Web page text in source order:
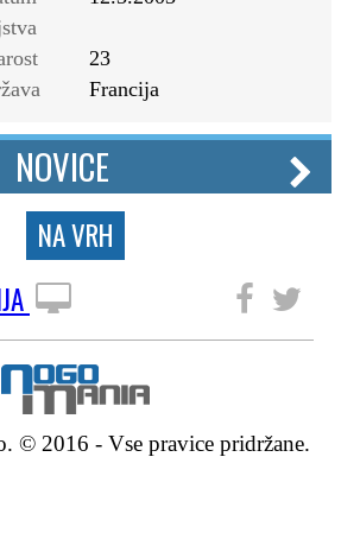
23
Francija
NOVICE
NA VRH
© 2016 - Vse pravice pridržane.